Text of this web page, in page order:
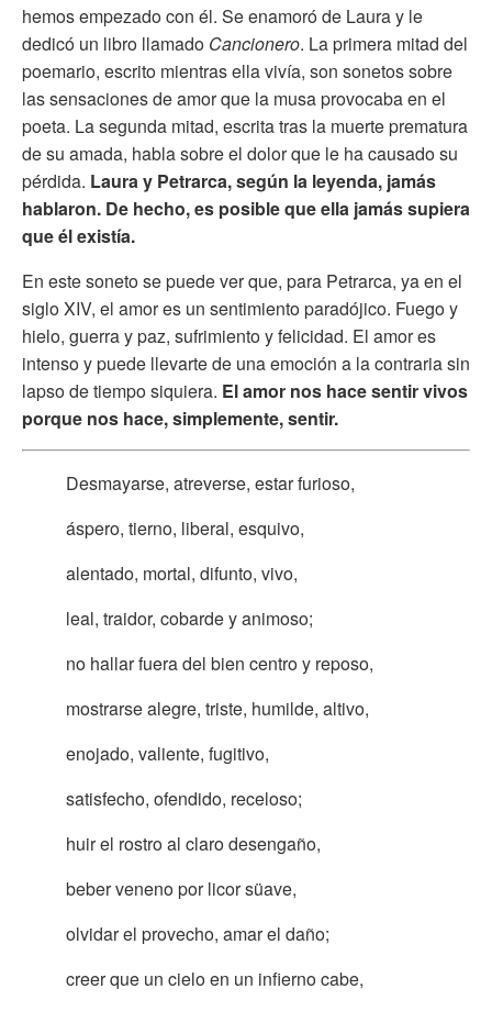
hemos empezado con él. Se enamoró de Laura y le
dedicó un libro llamado Cancionero. La primera mitad del
poemario, escrito mientras ella vivía, son sonetos sobre
las sensaciones de amor que la musa provocaba en el
poeta. La segunda mitad, escrita tras la muerte prematura
de su amada, habla sobre el dolor que le ha causado su
pérdida. Laura y Petrarca, según la leyenda, jamás
hablaron. De hecho, es posible que ella jamás supiera
que él existía.
En este soneto se puede ver que, para Petrarca, ya en el
siglo XIV, el amor es un sentimiento paradójico. Fuego y
hielo, guerra y paz, sufrimiento y felicidad. El amor es
intenso y puede llevarte de una emoción a la contraria sin
lapso de tiempo siquiera. El amor nos hace sentir vivos
porque nos hace, simplemente, sentir.
Desmayarse, atreverse, estar furioso,
áspero, tierno, liberal, esquivo,
alentado, mortal, difunto, vivo,
leal, traidor, cobarde y animoso;
no hallar fuera del bien centro y reposo,
mostrarse alegre, triste, humilde, altivo,
enojado, valiente, fugitivo,
satisfecho, ofendido, receloso;
huir el rostro al claro desengaño,
beber veneno por licor süave,
olvidar el provecho, amar el daño;
creer que un cielo en un infierno cabe,